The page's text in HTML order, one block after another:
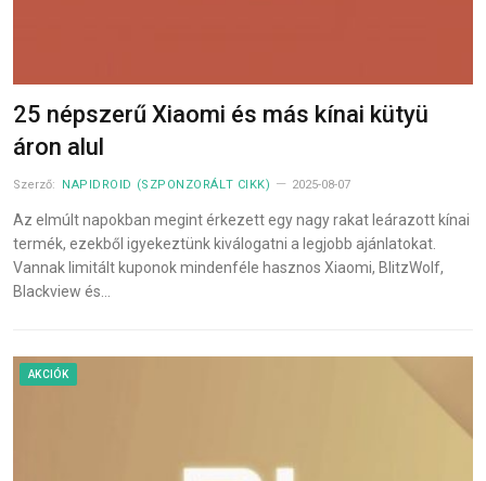
25 népszerű Xiaomi és más kínai kütyü
áron alul
Szerző: NAPIDROID (SZPONZORÁLT CIKK) 2025-08-07
Az elmúlt napokban megint érkezett egy nagy rakat leárazott kínai
termék, ezekből igyekeztünk kiválogatni a legjobb ajánlatokat.
Vannak limitált kuponok mindenféle hasznos Xiaomi, BlitzWolf,
Blackview és…
AKCIÓK